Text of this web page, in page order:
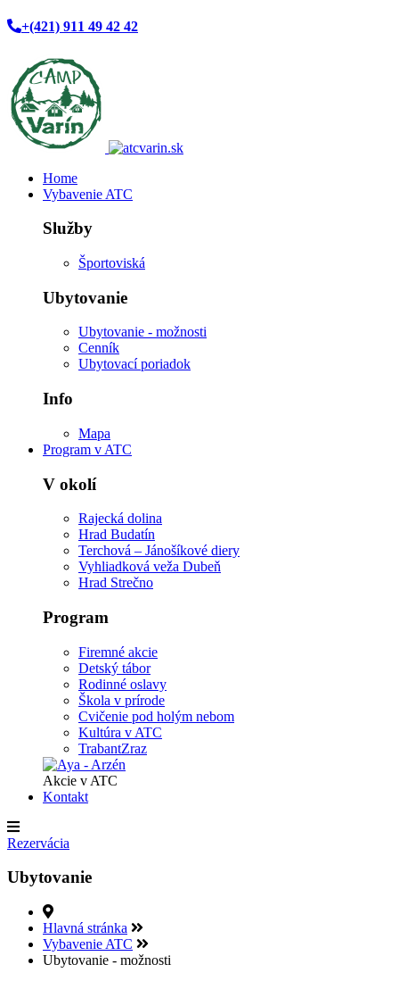
+(421) 911 49 42 42
Home
Vybavenie ATC
Služby
Športoviská
Ubytovanie
Ubytovanie - možnosti
Cenník
Ubytovací poriadok
Info
Mapa
Program v ATC
V okolí
Rajecká dolina
Hrad Budatín
Terchová – Jánošíkové diery
Vyhliadková veža Dubeň
Hrad Strečno
Program
Firemné akcie
Detský tábor
Rodinné oslavy
Škola v prírode
Cvičenie pod holým nebom
Kultúra v ATC
TrabantZraz
Akcie v ATC
Kontakt
Rezervácia
Ubytovanie
Hlavná stránka
Vybavenie ATC
Ubytovanie - možnosti